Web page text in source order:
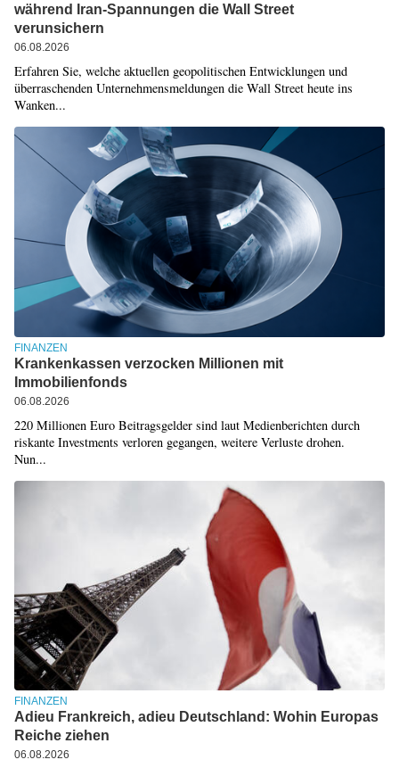
während Iran-Spannungen die Wall Street
verunsichern
06.08.2026
Erfahren Sie, welche aktuellen geopolitischen Entwicklungen und
überraschenden Unternehmensmeldungen die Wall Street heute ins
Wanken...
FINANZEN
Krankenkassen verzocken Millionen mit
Immobilienfonds
06.08.2026
220 Millionen Euro Beitragsgelder sind laut Medienberichten durch
riskante Investments verloren gegangen, weitere Verluste drohen.
Nun...
FINANZEN
Adieu Frankreich, adieu Deutschland: Wohin Europas
Reiche ziehen
06.08.2026